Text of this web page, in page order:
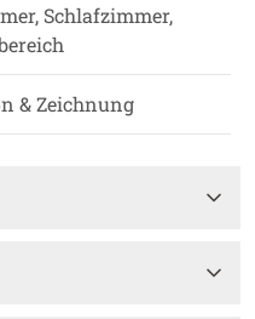
Schlafzimmer,
& Zeichnung